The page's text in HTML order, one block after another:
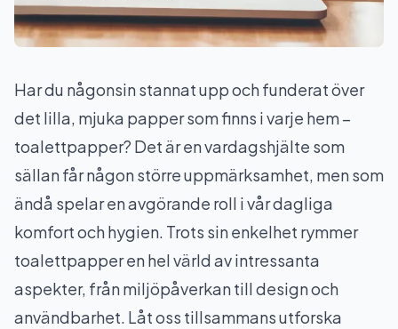
Har du någonsin stannat upp och funderat över
det lilla, mjuka papper som finns i varje hem –
toalettpapper? Det är en vardagshjälte som
sällan får någon större uppmärksamhet, men som
ändå spelar en avgörande roll i vår dagliga
komfort och hygien. Trots sin enkelhet rymmer
toalettpapper en hel värld av intressanta
aspekter, från miljöpåverkan till design och
användbarhet. Låt oss tillsammans utforska